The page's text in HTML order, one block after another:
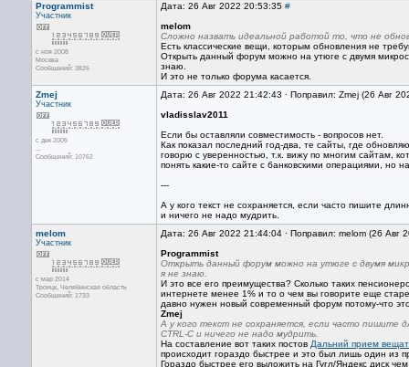
Programmist
Участник
с ноя 2008
Москва
Сообщений: 3826
Дата: 26 Авг 2022 20:53:35 #
melom
Сложно назвать идеальной работой то, что не
Есть классические вещи, которым обновления не
Открыть данный форум можно на утюге с двумя
знаю.
И это не только форума касается.
Zmej
Участник
с дек 2005
...
Сообщений: 10762
Дата: 26 Авг 2022 21:42:43 · Поправил: Zmej (26 Авг
vladisslav2011
Если бы оставляли совместимость - вопросов нет.
Как показал последний год-два, те сайты, где
говорю с уверенностью, т.к. вижу по многим сайтам,
понять какие-то сайте с банковскими операциями, но
---
А у кого текст не сохраняется, если часто пишите
и ничего не надо мудрить.
melom
Участник
с мар 2014
Троицк, Челябинская область
Сообщений: 1733
Дата: 26 Авг 2022 21:44:04 · Поправил: melom (26 Авг
Programmist
Открыть данный форум можно на утюге с двумя
я не знаю.
И это все его преимущества? Сколько таких
интернете менее 1% и то о чем вы говорите еще
давно нужен новый современный форум потому-что
Zmej
А у кого текст не сохраняется, если часто пишите
CTRL-C и ничего не надо мудрить.
На составление вот таких постов Дальний прием
происходит гораздо быстрее и это был лишь один из
Гораздо быстрее его выложить на Гугл/Яндекс диск